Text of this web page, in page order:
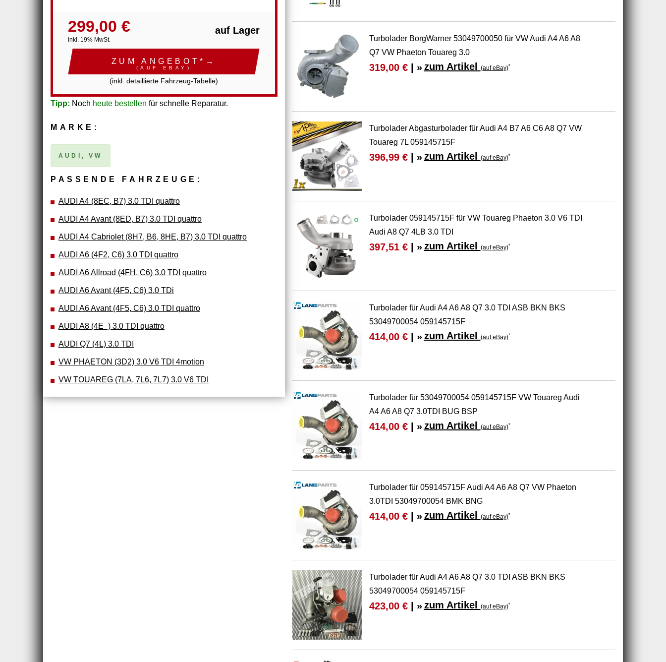
299,00 €
inkl. 19% MwSt.
auf Lager
ZUM ANGEBOT*→
(AUF EBAY)
(inkl. detaillierte Fahrzeug-Tabelle)
Tipp: Noch heute bestellen für schnelle Reparatur.
MARKE:
AUDI, VW
PASSENDE FAHRZEUGE:
AUDI A4 (8EC, B7) 3.0 TDI quattro
AUDI A4 Avant (8ED, B7) 3.0 TDI quattro
AUDI A4 Cabriolet (8H7, B6, 8HE, B7) 3.0 TDI quattro
AUDI A6 (4F2, C6) 3.0 TDI quattro
AUDI A6 Allroad (4FH, C6) 3.0 TDI quattro
AUDI A6 Avant (4F5, C6) 3.0 TDi
AUDI A6 Avant (4F5, C6) 3.0 TDI quattro
AUDI A8 (4E_) 3.0 TDI quattro
AUDI Q7 (4L) 3.0 TDI
VW PHAETON (3D2) 3.0 V6 TDI 4motion
VW TOUAREG (7LA, 7L6, 7L7) 3.0 V6 TDI
Turbolader BorgWarner 53049700050 für VW Audi A4 A6 A8
Q7 VW Phaeton Touareg 3.0
319,00 €| » zum Artikel (auf eBay)*
Turbolader Abgasturbolader für Audi A4 B7 A6 C6 A8 Q7 VW
Touareg 7L 059145715F
396,99 €| » zum Artikel (auf eBay)*
Turbolader 059145715F für VW Touareg Phaeton 3.0 V6 TDI
Audi A8 Q7 4LB 3.0 TDI
397,51 €| » zum Artikel (auf eBay)*
Turbolader für Audi A4 A6 A8 Q7 3.0 TDI ASB BKN BKS
53049700054 059145715F
414,00 €| » zum Artikel (auf eBay)*
Turbolader für 53049700054 059145715F VW Touareg Audi
A4 A6 A8 Q7 3.0TDI BUG BSP
414,00 €| » zum Artikel (auf eBay)*
Turbolader für 059145715F Audi A4 A6 A8 Q7 VW Phaeton
3.0TDI 53049700054 BMK BNG
414,00 €| » zum Artikel (auf eBay)*
Turbolader für Audi A4 A6 A8 Q7 3.0 TDI ASB BKN BKS
53049700054 059145715F
423,00 €| » zum Artikel (auf eBay)*